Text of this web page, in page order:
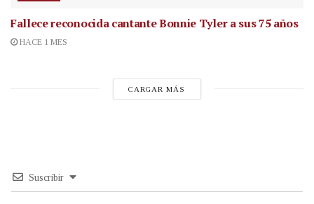
Fallece reconocida cantanteBonnie Tyler a sus 75 años
HACE 1 MES
CARGAR MÁS
Suscribir